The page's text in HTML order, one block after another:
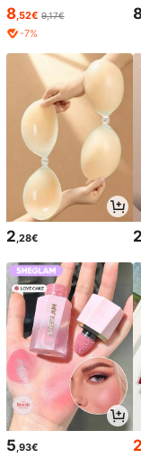
8,52€ 9,17€
-7%
2 ,28€ 2
5,93€ 2